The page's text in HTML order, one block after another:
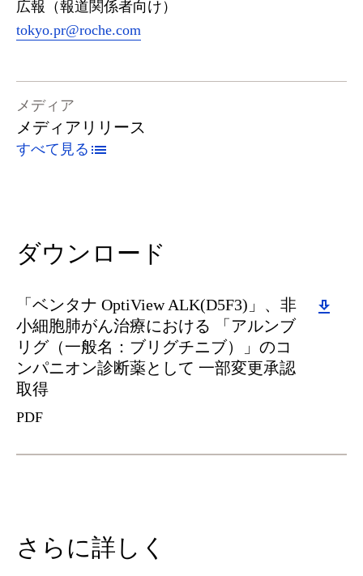
広報（報道関係者向け）
tokyo.pr@roche.com
メディア
メディアリリース
すべて見る
ダウンロード
Download
「ベンタナ OptiView ALK(D5F3)」、非
小細胞肺がん治療における 「アルンブ
リグ（一般名：ブリグチニブ）」のコ
ンパニオン診断薬として 一部変更承認
取得
PDF
さらに詳しく